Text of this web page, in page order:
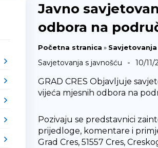
Javno
odbora na
Početna stranica »
Savjetovanja s javnošću - 10/11/
GRAD CRES Objavljuje
vijeća mjesnih odbora na
Pozivaju se predstavnici
prijedloge, komentare i
Grad Cres, 51557 Cres,